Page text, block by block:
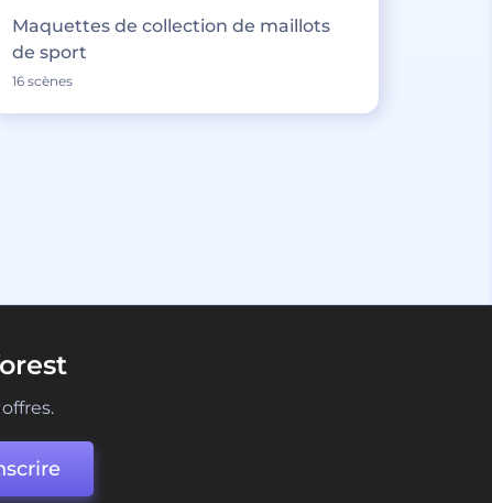
Maquettes de collection de maillots
de sport
16 scènes